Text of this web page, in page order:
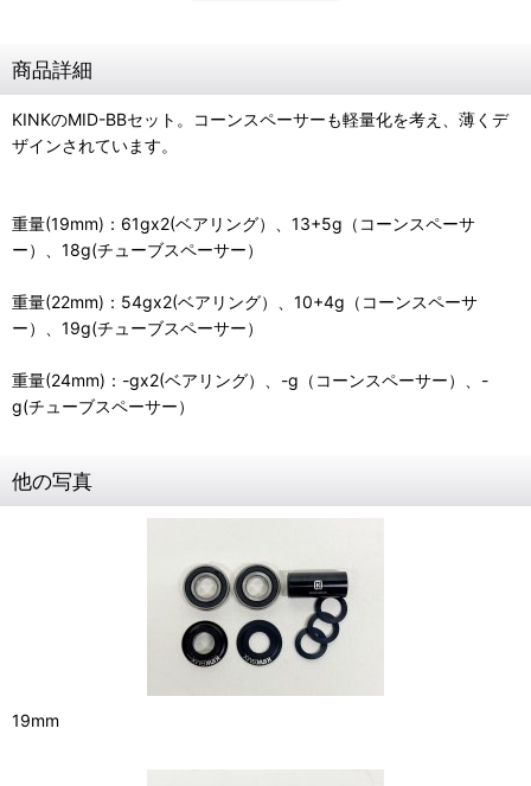
商品詳細
KINKのMID-BBセット。コーンスペーサーも軽量化を考え、薄くデ
ザインされています。
重量(19mm)：61gx2(ベアリング）、13+5g（コーンスペーサ
ー）、18g(チューブスペーサー）
重量(22mm)：54gx2(ベアリング）、10+4g（コーンスペーサ
ー）、19g(チューブスペーサー）
重量(24mm)：-gx2(ベアリング）、-g（コーンスペーサー）、-
g(チューブスペーサー）
他の写真
19mm